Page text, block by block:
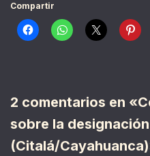
Compartir
2 comentarios en
sobre la
(Citalá/